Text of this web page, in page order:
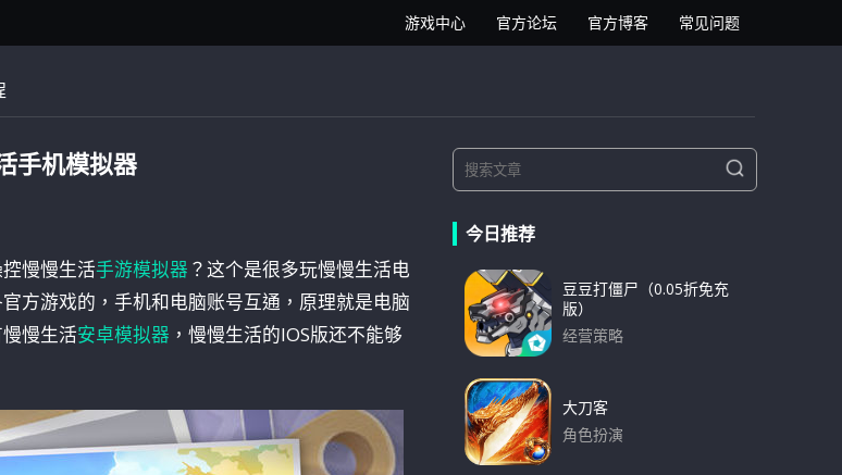
逍遥安卓模拟器 常见问题
官方博客
官方论坛
游戏中心
手机模拟器
慢慢生活手游模拟器 ？这个是很多玩慢慢生活电
方游戏的，手机和电脑账号互通，原理就是电脑
慢生活安卓模拟器 ，慢慢生活的IOS版还不能够
e
S
e
今日推荐
豆豆打僵尸（0.05折免充
版）
经营策略
大刀客
角色扮演